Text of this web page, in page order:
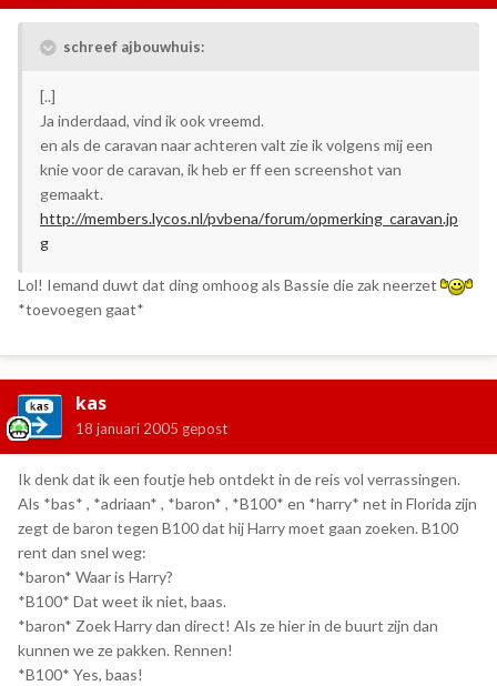
schreef ajbouwhuis:
[..]
Ja inderdaad, vind ik ook vreemd.
en als de caravan naar achteren valt zie ik volgens mij een
knie voor de caravan, ik heb er ff een screenshot van
gemaakt.
http://members.lycos.nl/pvbena/forum/opmerking_caravan.jp
g
Lol! Iemand duwt dat ding omhoog als Bassie die zak neerzet
*toevoegen gaat*
kas
18 januari 2005 gepost
Ik denk dat ik een foutje heb ontdekt in de reis vol verrassingen.
Als *bas* , *adriaan* , *baron* , *B100* en *harry* net in Florida zijn
zegt de baron tegen B100 dat hij Harry moet gaan zoeken. B100
rent dan snel weg:
*baron* Waar is Harry?
*B100* Dat weet ik niet, baas.
*baron* Zoek Harry dan direct! Als ze hier in de buurt zijn dan
kunnen we ze pakken. Rennen!
*B100* Yes, baas!